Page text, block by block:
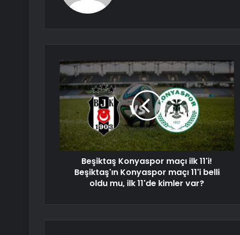
Beşiktaş Konyaspor maçı ilk 11'i!
Beşiktaş'ın Konyaspor maçı 11'i belli
oldu mu, ilk 11'de kimler var?